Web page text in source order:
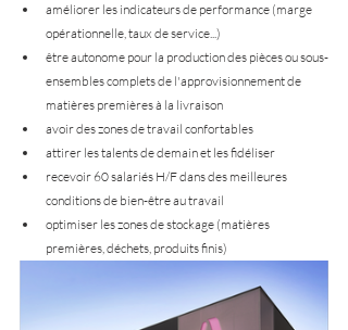
améliorer les indicateurs de performance (marge
opérationnelle, taux de service...)
être autonome pour la production des pièces ou sous-
ensembles complets de l'approvisionnement de
matières premières à la livraison
avoir des zones de travail confortables
attirer les talents de demain et les fidéliser
recevoir 60 salariés H/F dans des meilleures
conditions de bien-être au travail
optimiser les zones de stockage (matières
premières, déchets, produits finis)